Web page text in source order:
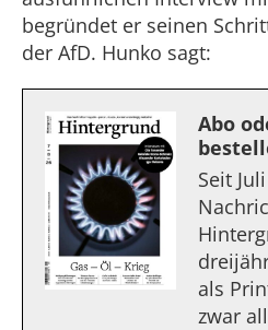
begründet er seinen
der AfD. Hunko sagt:
Abo
Seit
als
zwar